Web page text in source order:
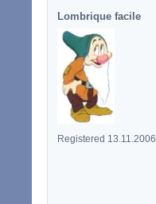
Lombrique facile
Registered 13.11.2006